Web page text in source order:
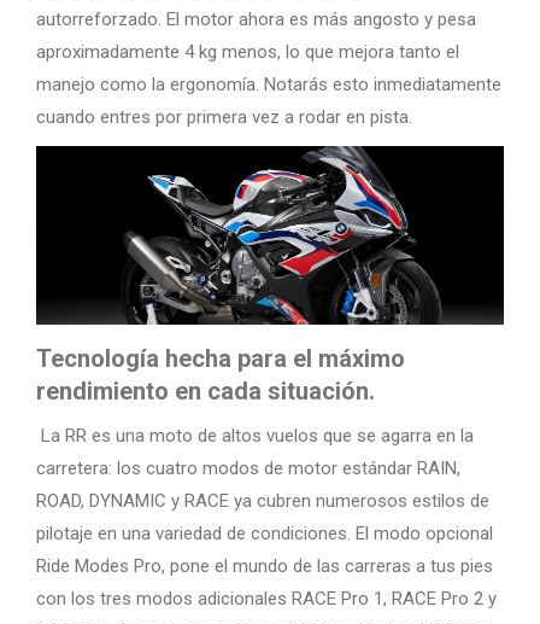
autorreforzado. El motor ahora es más angosto y pesa
aproximadamente 4 kg menos, lo que mejora tanto el
manejo como la ergonomía. Notarás esto inmediatamente
cuando entres por primera vez a rodar en pista.
Tecnología hecha para el máximo
rendimiento en cada situación.
La RR es una moto de altos vuelos que se agarra en la
carretera: los cuatro modos de motor estándar RAIN,
ROAD, DYNAMIC y RACE ya cubren numerosos estilos de
pilotaje en una variedad de condiciones. El modo opcional
Ride Modes Pro, pone el mundo de las carreras a tus pies
con los tres modos adicionales RACE Pro 1, RACE Pro 2 y